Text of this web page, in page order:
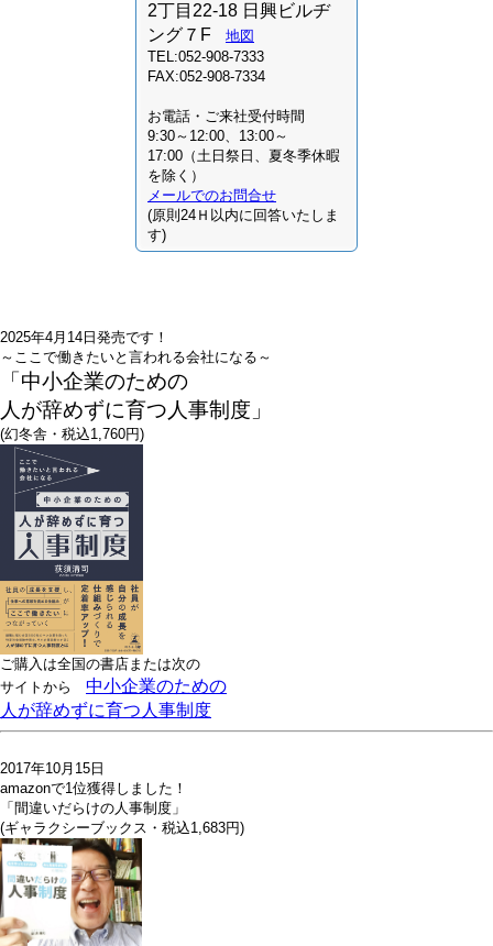
2丁目22-18 日興ビルヂ
ング７F
地図
TEL:052-908-7333
FAX:052-908-7334
お電話・ご来社受付時間
9:30～12:00、13:00～
17:00（土日祭日、夏冬季休暇
を除く）
メールでのお問合せ
(原則24Ｈ以内に回答いたしま
す)
2025年4月14日発売です！
～ここで働きたいと言われる会社になる～
「中小企業のための
人が辞めずに育つ人事制度」
(幻冬舎・税込1,760円)
ご購入は全国の書店または次の
サイトから 中小企業のための
人が辞めずに育つ人事制度
2017年10月15日
amazonで1位獲得しました！
「間違いだらけの人事制度」
(ギャラクシーブックス・税込1,683円)